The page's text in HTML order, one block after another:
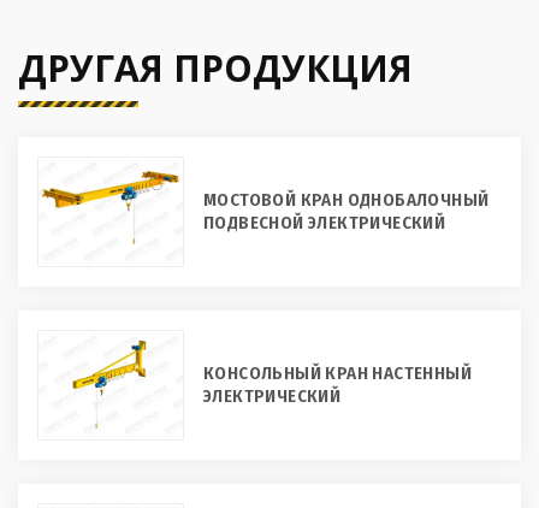
ДРУГАЯ ПРОДУКЦИЯ
МОСТОВОЙ КРАН ОДНОБАЛОЧНЫЙ
ПОДВЕСНОЙ ЭЛЕКТРИЧЕСКИЙ
КОНСОЛЬНЫЙ КРАН НАСТЕННЫЙ
ЭЛЕКТРИЧЕСКИЙ